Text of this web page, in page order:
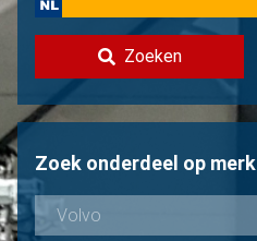
Zoeken
Zoek onderdeel op merk